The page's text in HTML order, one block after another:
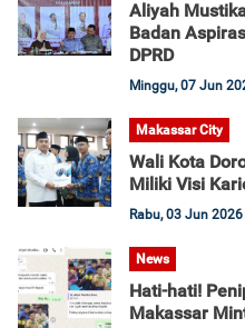
Aliyah
Badan
DPRD
Minggu, 07 Jun
Makassar City
Wali Kota
Miliki Visi
Rabu, 03 Jun
News
Hati-hati!
Makassar